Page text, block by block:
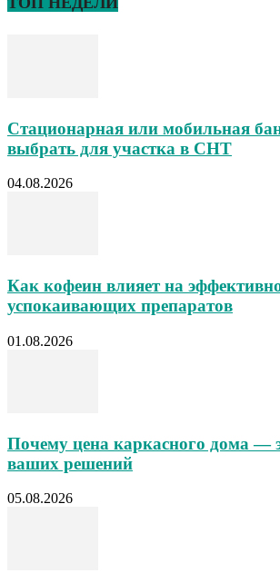
Стационарная или мобильная
выбрать для участка в СНТ
04.08.2026
Как кофеин влияет на
успокаивающих препаратов
01.08.2026
Почему цена каркасного дома —
ваших решений
05.08.2026